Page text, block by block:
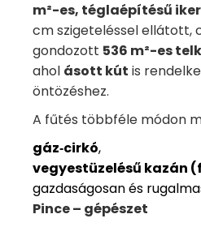
m²-es, téglaépítésű
cm szigeteléssel ellátott,
gondozott 536 m²-es
ahol ásott kút is
öntözéshez.
A fűtés többféle módon
gáz‑cirkó,
vegyestüzelésű kazán
gazdaságosan és
Pince – gépészet